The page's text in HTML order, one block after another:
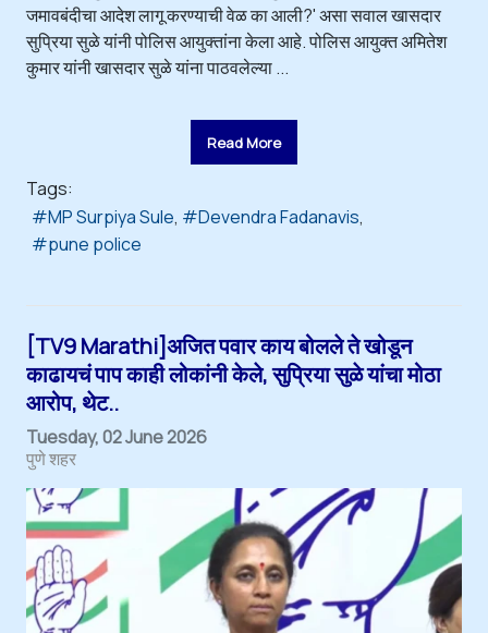
जमावबंदीचा आदेश लागू करण्याची वेळ का आली?' असा सवाल खासदार
सुप्रिया सुळे यांनी पोलिस आयुक्तांना केला आहे. पोलिस आयुक्त अमितेश
कुमार यांनी खासदार सुळे यांना पाठवलेल्या ...
Read More
Tags:
MP Surpiya Sule
Devendra Fadanavis
pune police
[TV9 Marathi]अजित पवार काय बोलले ते खोडून
काढायचं पाप काही लोकांनी केले, सुप्रिया सुळे यांचा मोठा
आरोप, थेट..
Tuesday, 02 June 2026
पुणे शहर